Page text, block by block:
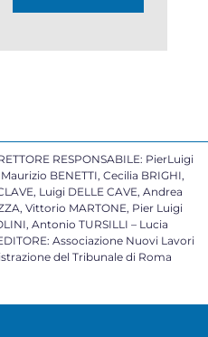
RESPONSABILE: PierLuigi
BENETTI, Cecilia BRIGHI,
Luigi DELLE CAVE, Andrea
Vittorio MARTONE, Pier Luigi
Antonio TURSILLI – Lucia
Associazione Nuovi Lavori
del Tribunale di Roma